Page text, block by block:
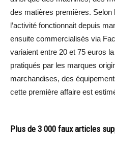
des matières premières.
l’activité fonctionnait depuis
ensuite commercialisés via
variaient entre 20 et 75 euros
pratiqués par les marques
marchandises, des
cette première affaire est
Plus de 3 000 faux articles